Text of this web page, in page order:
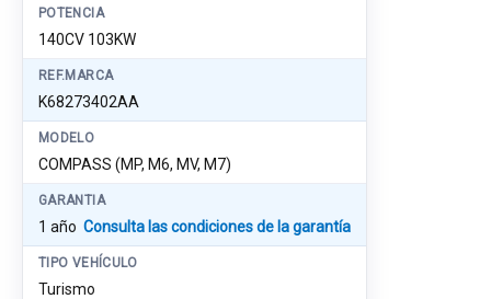
POTENCIA
140CV 103KW
REF.MARCA
K68273402AA
MODELO
COMPASS (MP, M6, MV, M7)
GARANTIA
1 año Consulta las condiciones de la garantía
TIPO VEHÍCULO
Turismo